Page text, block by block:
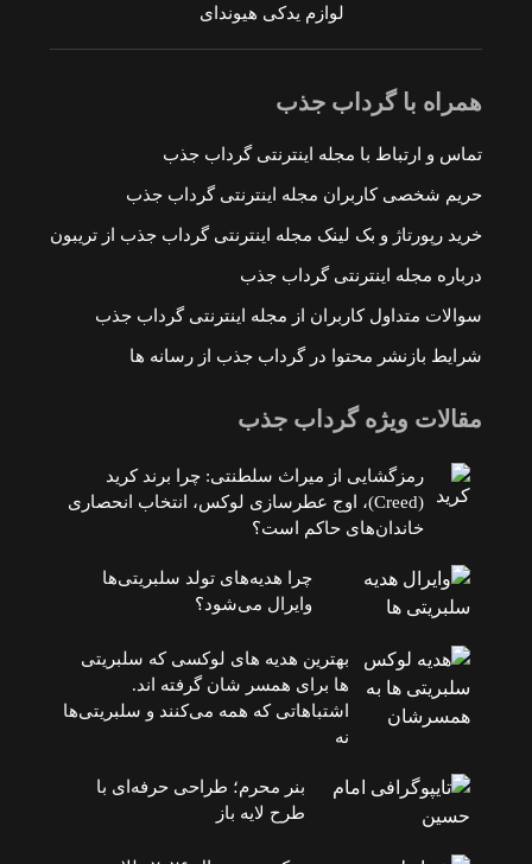
لوازم یدکی هیوندای
همراه با گرداب جذب
تماس و ارتباط با مجله اینترنتی گرداب جذب
حریم شخصی کاربران مجله اینترنتی گرداب جذب
خرید رپورتاژ و بک لینک مجله اینترنتی گرداب جذب از تریبون
درباره مجله اینترنتی گرداب جذب
سوالات متداول کاربران از مجله اینترنتی گرداب جذب
شرایط بازنشر محتوا در گرداب جذب از رسانه ها
مقالات ویژه گرداب جذب
رمزگشایی از میراث سلطنتی: چرا برند کرید
(Creed)، اوج عطرسازی لوکس، انتخاب انحصاری
خاندان‌های حاکم است؟
چرا هدیه‌های تولد سلبریتی‌ها
وایرال می‌شود؟
بهترین هدیه های لوکسی که سلبریتی
ها برای همسر شان گرفته اند.
اشتباهاتی که همه می‌کنند و سلبریتی‌ها
نه
بنر محرم؛ طراحی حرفه‌ای با
طرح لایه باز